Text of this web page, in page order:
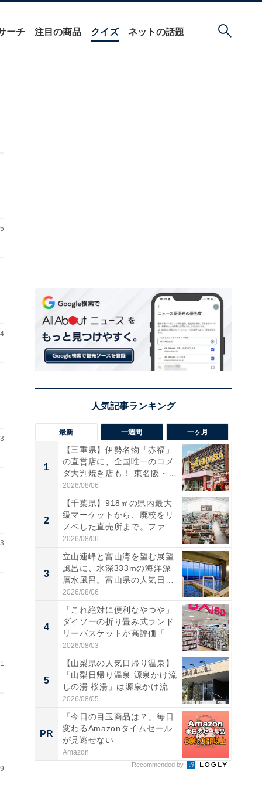
ーチ 注目の商品 クイズ ネットの話題
最新 一週間 一ヶ月
1
【三重県】伊勢名物「赤福」
の直営店に、全国唯一のコメ
ダ大判焼き店も！ 東名阪・
伊...
2026/08/06
2
【千葉県】918㎡の県内最大
級マーケットから、廃校をリ
ノベした直売所まで。ファ
ー...
2026/08/06
3
立山連峰と富山湾を望む展望
風呂に、水深333mの海洋深
層水風呂。富山県の人気日
帰...
2026/08/06
4
「これ絶対に便利なやつや」
ダイソーの折り畳み式ランド
リーバスケットが高評価「使
わ...
2026/08/03
5
【山梨県の人気日帰り温泉】
「山梨日帰り温泉 源泉かけ流
しの湯 桜湯」は源泉かけ流...
2026/08/05
PR
「今日の目玉商品は？」毎日
変わるAmazonタイムセール
が見逃せない
Amazon
Recommended by